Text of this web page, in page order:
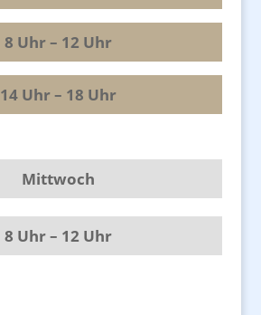
8 Uhr – 12 Uhr
14 Uhr – 18 Uhr
Mittwoch
8 Uhr – 12 Uhr